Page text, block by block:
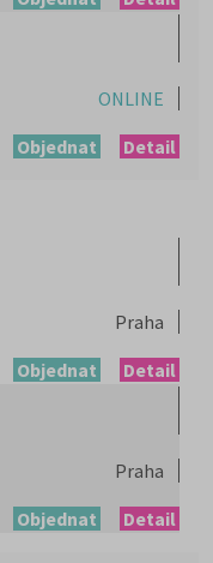
ONLINE
Detail
Objednat
Praha
Detail
Objednat
Praha
Detail
Objednat